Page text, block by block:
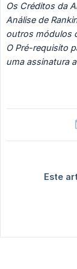
Os Créditos da
Análise de
outros módulos
O Pré-requisito
uma assinatura
Este